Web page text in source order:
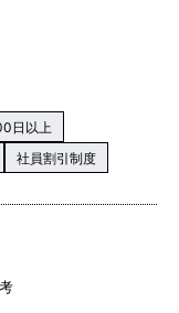
日以上
社員割引制度